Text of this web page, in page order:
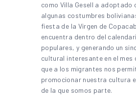
como Villa Gesell a adoptado
algunas costumbres
fiesta de la Virgen de
encuentra dentro del
populares, y generando un
cultural interesante en el mes
que a los migrantes nos
promocionar nuestra cultura
de la que somos parte.